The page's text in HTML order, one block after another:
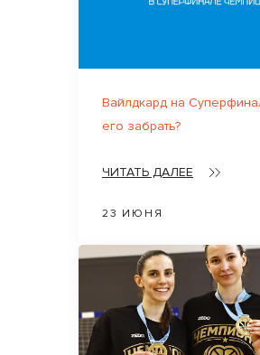
Вайлдкард на
его забрать?
ЧИТАТЬ ДАЛЕЕ
23 ИЮНЯ